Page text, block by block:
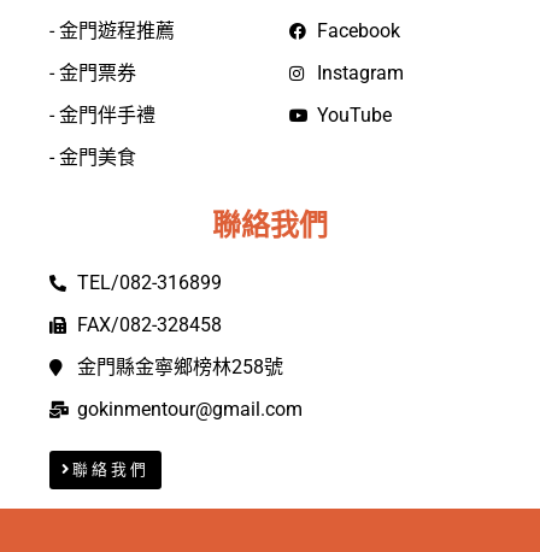
- 金門遊程推薦
- 金門票券
- 金門伴手禮
- 金門美食
Facebook
Instagram
YouTube
聯絡我們
TEL/082-316899
FAX/082-328458
金門縣金寧鄉榜林258號
gokinmentour@gmail.com
聯絡我們